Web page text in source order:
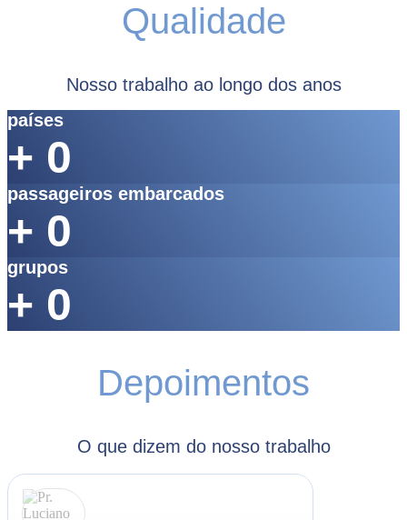
Qualidade
Nosso trabalho ao longo dos anos
países
+ 0
passageiros embarcados
+ 0
grupos
+ 0
Depoimentos
O que dizem do nosso trabalho